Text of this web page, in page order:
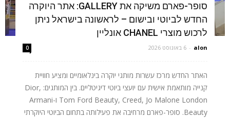
סופר-פארם משיקה את GALLERY: אתר היוקרה
החדש לביוטי ובישום – לראשונה בישראל ניתן
לרכוש מוצרי CHANEL אונליין
alon
- 6 באוגוסט 2026 0
האתר החדש מרכז עשרות מותגי יוקרה בינלאומיים ומציע חוויית
קנייה מותאמת אישית עם יועצי ביוטי דיגיטליים. בין המותגים: Dior,
Tom Ford Beauty, Creed, Jo Malone London ו-Armani
Beauty. סופר-פארם מרחיבה את פעילותה בתחום הביוטי היוקרתי